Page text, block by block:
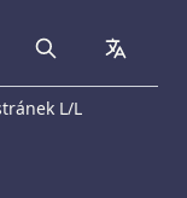
Search
L/L